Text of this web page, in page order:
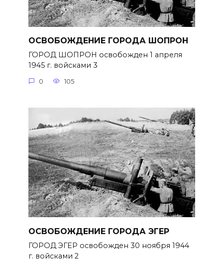
ОСВОБОЖДЕНИЕ ГОРОДА ШОПРОН
ГОРОД ШОПРОН освобожден 1 апреля
1945 г. войсками 3
0 105
ОСВОБОЖДЕНИЕ ГОРОДА ЭГЕР
ГОРОД ЭГЕР освобожден 30 ноября 1944
г. войсками 2